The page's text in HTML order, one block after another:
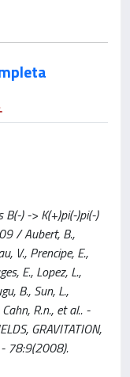
) -> K(+)pi(-)pi(-)
/ Aubert, B.,
V., Prencipe, E.,
E., Lopez, L.,
B., Sun, L.,
R.n., et al.. -
GRAVITATION,
- 78:9(2008).